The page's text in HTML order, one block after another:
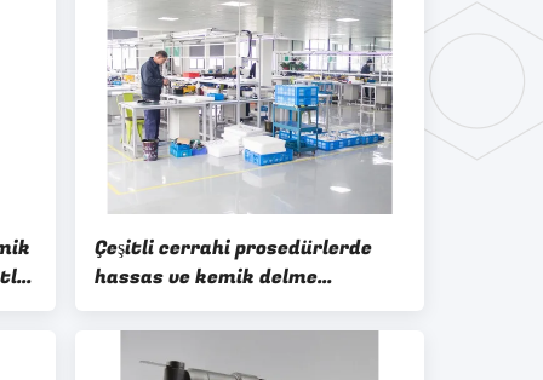
Çeşitli cerrahi prosedürlerde
hassas ve kemik delme
sağlamak üzere tasarlanmış, 2
saat kullanım süresine sahip,
Sınıf II Kemik cerrahi matkabı